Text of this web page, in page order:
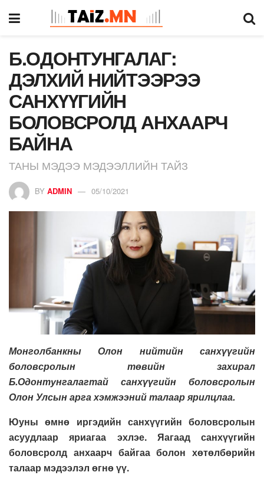
Б.ОДОНТУНГАЛАГ:
ДЭЛХИЙ НИЙТЭЭРЭЭ
САНХҮҮГИЙН
БОЛОВСРОЛД АНХААРЧ
БАЙНА
ТАНЫ МЭДЭЭ МЭДЭЭЛЛИЙН ТАЙЗ
BY ADMIN 05/10/2021
Монголбанкны Олон нийтийн санхүүгийн
боловсролын төвийн захирал
Б.Одонтунгалагтай санхүүгийн боловсролын
Олон Улсын арга хэмжээний талаар ярилцлаа.
Юуны өмнө иргэдийн санхүүгийн боловсролын
асуудлаар яриагаа эхлэе. Яагаад санхүүгийн
боловсролд анхаарч байгаа болон хөтөлбөрийн
талаар мэдээлэл өгнө үү.